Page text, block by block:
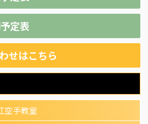
定表
せはこちら
空手教室